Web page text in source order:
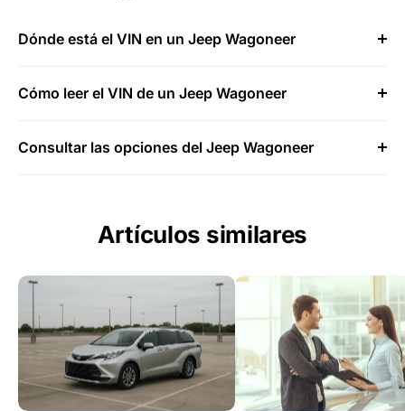
Dónde está el VIN en un Jeep Wagoneer
Cómo leer el VIN de un Jeep Wagoneer
Consultar las opciones del Jeep Wagoneer
Artículos similares